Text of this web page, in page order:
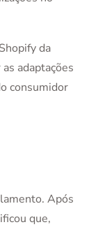
da
adaptações
consumidor
Após
que,